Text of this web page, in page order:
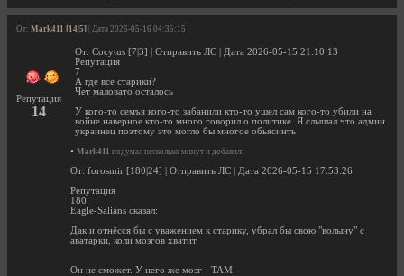
От: Mark411 [14|5] | Дата 2026-05-16 04:35:15
Репутация
14
От: Cocytus [7|3] | Отправить ЛС | Дата 2026-05-15 21:10:13
Репутация
7
А где все старики?
Чет маловато осталось
У кого-то семъя кого-то забанили кто-то ушел сам кого-то убили на
войне наверное кто-то много говорил о политике. Я слышал что админ
украинец поэтому это могло бы многое обьясинть
• Mark411 подумал несколько минут и добавил:
От: forosmir [180|24] | Отправить ЛС | Дата 2026-05-15 17:53:26
Репутация
180
Eagle-Salians сказал:
Дак и отнёсся бы с уважением к старику, убрал бы свою "волыну" с
аватарки, коли мозгов хватит
Он не сможет. У него же мозг - ТАМ.